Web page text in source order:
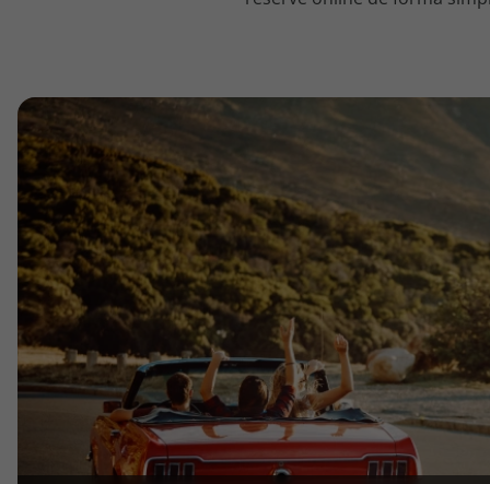
topatlantico@topatlantico.com